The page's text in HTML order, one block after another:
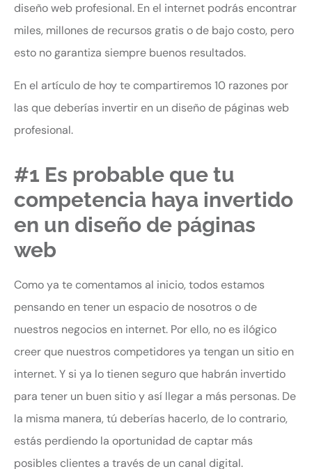
diseño web profesional. En el internet podrás encontrar
miles, millones de recursos gratis o de bajo costo, pero
esto no garantiza siempre buenos resultados.
En el artículo de hoy te compartiremos 10 razones por
las que deberías invertir en un diseño de páginas web
profesional.
#1 Es probable que tu
competencia haya invertido
en un diseño de páginas
web
Como ya te comentamos al inicio, todos estamos
pensando en tener un espacio de nosotros o de
nuestros negocios en internet. Por ello, no es ilógico
creer que nuestros competidores ya tengan un sitio en
internet. Y si ya lo tienen seguro que habrán invertido
para tener un buen sitio y así llegar a más personas. De
la misma manera, tú deberías hacerlo, de lo contrario,
estás perdiendo la oportunidad de captar más
posibles clientes a través de un canal digital.